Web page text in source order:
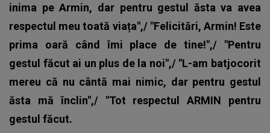
inima pe Armin, dar pentru gestul ăsta va avea
respectul meu toată viața",/ "Felicitări, Armin! Este
prima oară când îmi place de tine!",/ "Pentru
gestul făcut ai un plus de la noi",/ "L-am batjocorit
mereu că nu cântă mai nimic, dar pentru gestul
ăsta mă înclin",/ "Tot respectul ARMIN pentru
gestul făcut.